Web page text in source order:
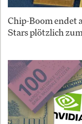
Chip-Boom endet
Stars plötzlich